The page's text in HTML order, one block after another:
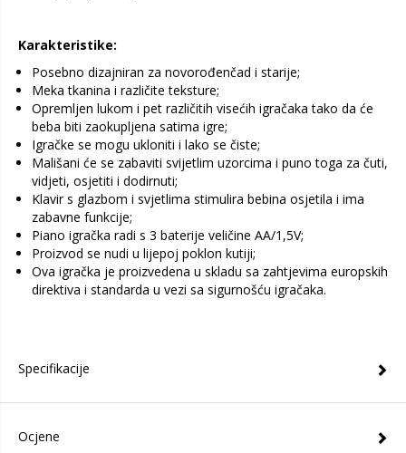
Karakteristike:
Posebno dizajniran za novorođenčad i starije;
Meka tkanina i različite teksture;
Opremljen lukom i pet različitih visećih igračaka tako da će
beba biti zaokupljena satima igre;
Igračke se mogu ukloniti i lako se čiste;
Mališani će se zabaviti svijetlim uzorcima i puno toga za čuti,
vidjeti, osjetiti i dodirnuti;
Klavir s glazbom i svjetlima stimulira bebina osjetila i ima
zabavne funkcije;
Piano igračka radi s 3 baterije veličine AA/1,5V;
Proizvod se nudi u lijepoj poklon kutiji;
Ova igračka je proizvedena u skladu sa zahtjevima europskih
direktiva i standarda u vezi sa sigurnošću igračaka.
Specifikacije
Ocjene